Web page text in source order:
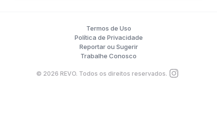
Termos de Uso
Política de Privacidade
Reportar ou Sugerir
Trabalhe Conosco
© 2026 REVO. Todos os direitos reservados.